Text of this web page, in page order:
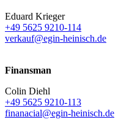
Eduard Krieger
+49 5625 9210-114
verkauf@egin-heinisch.de
Finansman
Colin Diehl
+49 5625 9210-113
finanacial@egin-heinisch.de